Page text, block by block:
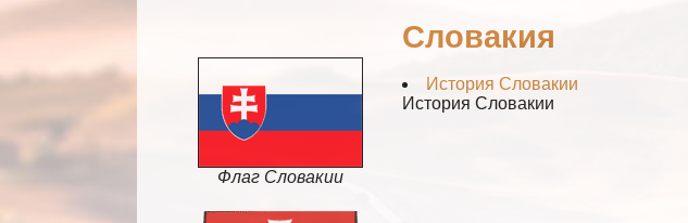
Флаг Словакии
Словакия
История Словакии
История Словакии